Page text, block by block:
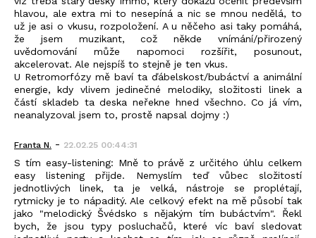
hlavou, ale extra mi to nesepíná a nic se mnou nedělá, to
už je asi o vkusu, rozpoložení. A u něčeho asi taky pomáhá,
že jsem muzikant, což někde vnímání/přirozený
uvědomování může napomoci rozšířit, posunout,
akcelerovat. Ale nejspíš to stejně je ten vkus.
U Retromorfózy mě baví ta ďábelskost/bubáctví a animální
energie, kdy vlivem jedinečné melodiky, složitosti linek a
částí skladeb ta deska neřekne hned všechno. Co já vím,
neanalyzoval jsem to, prostě napsal dojmy :)
Franta N. - 22.02.25 00:44:31
S tím easy-listening: Mně to právě z určitého úhlu celkem
easy listening přijde. Nemyslím teď vůbec složitostí
jednotlivých linek, ta je velká, nástroje se proplétají,
rytmicky je to nápaditý. Ale celkový efekt na mě působí tak
jako "melodický Švédsko s nějakým tím bubáctvím". Řekl
bych, že jsou typy posluchačů, které víc baví sledovat